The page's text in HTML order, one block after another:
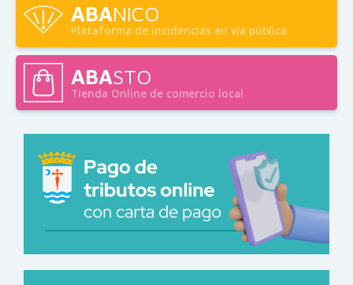
ABANICO
Plataforma de incidencias en vía pública
ABASTO
Tienda Online de comercio local